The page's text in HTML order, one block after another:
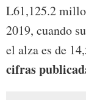
L61,125.2
2019, cuando
el alza es de
cifras